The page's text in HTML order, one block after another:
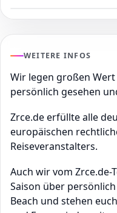
WEITERE INFOS
Wir legen großen
persönlich gesehen
Zrce.de erfüllte alle
europäischen
Reiseveranstalters.
Auch wir vom Zrce.de-
Saison über
Beach und stehen